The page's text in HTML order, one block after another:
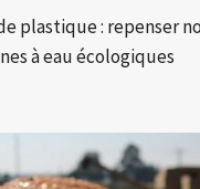
plastique : repenser
à eau écologiques